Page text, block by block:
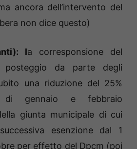
ancora dell’intervento del
non dice questo)
la corresponsione del
da parte degli
una riduzione del 25%
gennaio e febbraio
giunta municipale di cui
esenzione dal 1
per effetto del Dpcm (poi